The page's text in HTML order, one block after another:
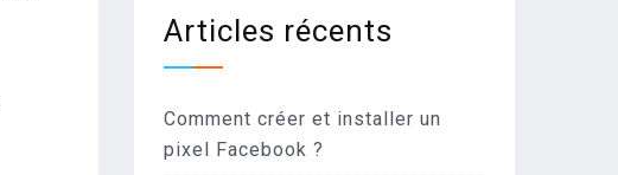
Articles récents
Comment créer et installer un
pixel Facebook ?